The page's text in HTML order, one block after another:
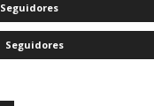
Seguidores
Seguidores